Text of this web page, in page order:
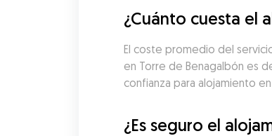
¿Cuánto cuesta el
El coste promedio del
en Torre de Benagalbón es
confianza para alojamiento
¿Es seguro el